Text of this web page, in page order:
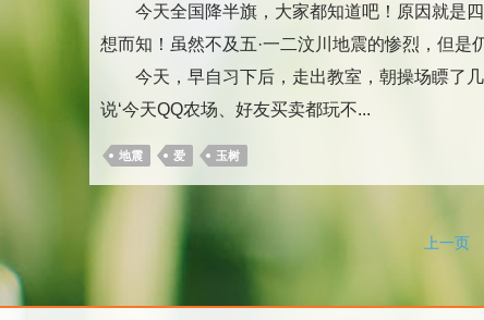
今天全国降半旗，大家都知道吧！原因就是四
想而知！虽然不及五·一二汶川地震的惨烈，但是
今天，早自习下后，走出教室，朝操场瞟了几
说‘今天QQ农场、好友买卖都玩不...
地震 爱 玉树
上一页